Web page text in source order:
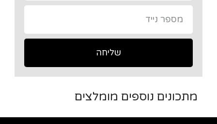
שליחה
מתכונים נוספים מומלצים